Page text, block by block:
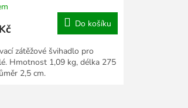
Do košíku
zátěžové švihadlo pro
Hmotnost 1,09 kg, délka 275
2,5 cm.